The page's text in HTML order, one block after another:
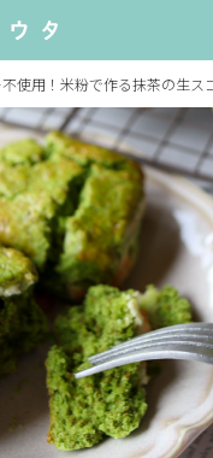
使用！米粉で作る抹茶の生ス